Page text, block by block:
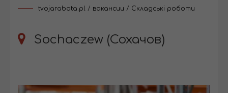
tvojarabota.pl / вакансии / Складські роботи
Sochaczew (Сохачов)